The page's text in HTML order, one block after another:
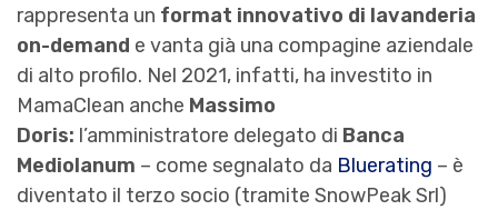
rappresenta un format innovativo di lavanderia
on-demand e vanta già una compagine aziendale
di alto profilo. Nel 2021, infatti, ha investito in
MamaClean anche Massimo
Doris: l’amministratore delegato di Banca
Mediolanum – come segnalato da Bluerating – è
diventato il terzo socio (tramite SnowPeak Srl)